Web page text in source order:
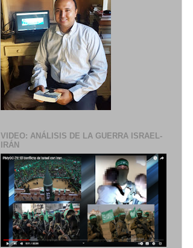
VIDEO: ANÁLISIS DE LA GUERRA ISRAEL-
IRÁN